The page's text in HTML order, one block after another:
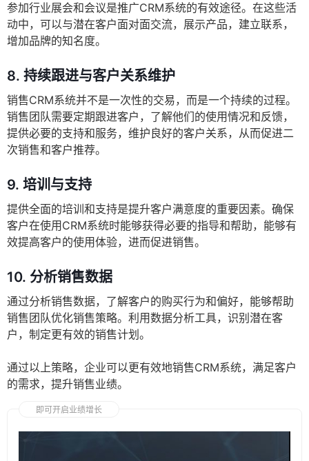
参加行业展会和会议是推广CRM系统的有效途径。在这些活
动中，可以与潜在客户面对面交流，展示产品，建立联系，
增加品牌的知名度。
8. 持续跟进与客户关系维护
销售CRM系统并不是一次性的交易，而是一个持续的过程。
销售团队需要定期跟进客户，了解他们的使用情况和反馈，
提供必要的支持和服务，维护良好的客户关系，从而促进二
次销售和客户推荐。
9. 培训与支持
提供全面的培训和支持是提升客户满意度的重要因素。确保
客户在使用CRM系统时能够获得必要的指导和帮助，能够有
效提高客户的使用体验，进而促进销售。
10. 分析销售数据
通过分析销售数据，了解客户的购买行为和偏好，能够帮助
销售团队优化销售策略。利用数据分析工具，识别潜在客
户，制定更有效的销售计划。
通过以上策略，企业可以更有效地销售CRM系统，满足客户
的需求，提升销售业绩。
即可开启业绩增长